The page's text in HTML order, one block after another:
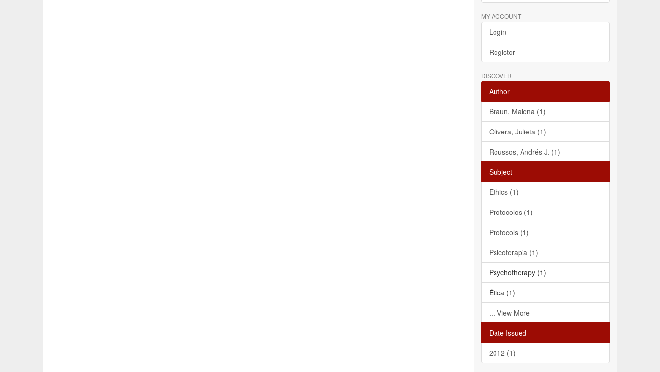
MY ACCOUNT
Login
Register
DISCOVER
Author
Braun, Malena (1)
Olivera, Julieta (1)
Roussos, Andrés J. (1)
Subject
Ethics (1)
Protocolos (1)
Protocols (1)
Psicoterapia (1)
Psychotherapy (1)
Ética (1)
... View More
Date Issued
2012 (1)